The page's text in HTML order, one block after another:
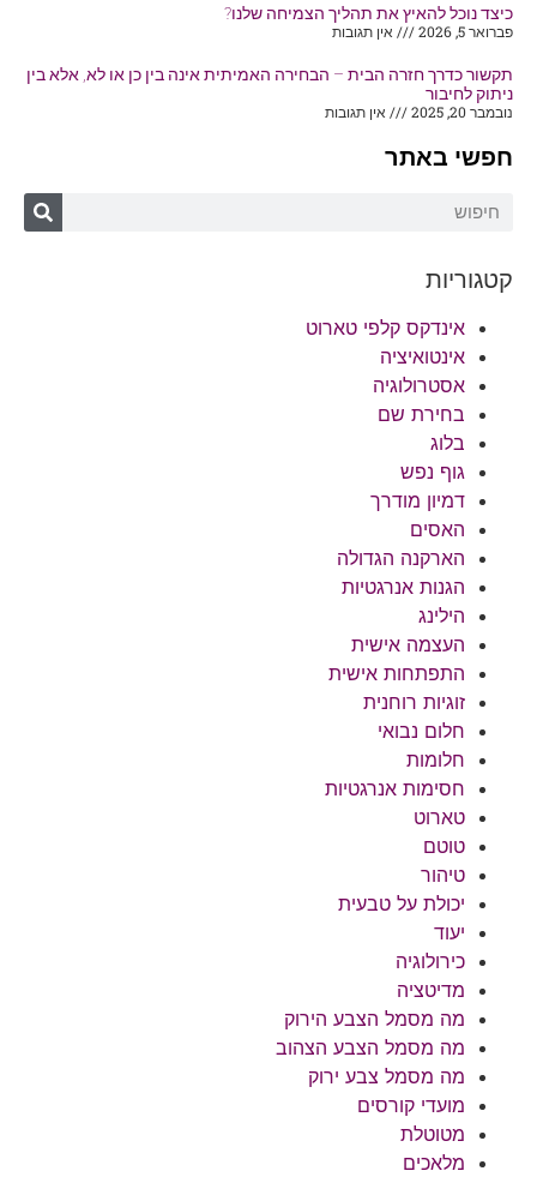
כיצד נוכל להאיץ את תהליך הצמיחה שלנו?
פברואר 5, 2026
אין תגובות
תקשור כדרך חזרה הבית – הבחירה האמיתית אינה בין כן או לא, אלא בין
ניתוק לחיבור
נובמבר 20, 2025
אין תגובות
חפשי באתר
קטגוריות
אינדקס קלפי טארוט
אינטואיציה
אסטרולוגיה
בחירת שם
בלוג
גוף נפש
דמיון מודרך
האסים
הארקנה הגדולה
הגנות אנרגטיות
הילינג
העצמה אישית
התפתחות אישית
זוגיות רוחנית
חלום נבואי
חלומות
חסימות אנרגטיות
טארוט
טוטם
טיהור
יכולת על טבעית
יעוד
כירולוגיה
מדיטציה
מה מסמל הצבע הירוק
מה מסמל הצבע הצהוב
מה מסמל צבע ירוק
מועדי קורסים
מטוטלת
מלאכים